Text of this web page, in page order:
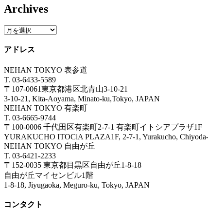
Archives
アドレス
NEHAN TOKYO 表参道
T. 03-6433-5589
〒107-0061東京都港区北青山3-10-21
3-10-21, Kita-Aoyama, Minato-ku,Tokyo, JAPAN
NEHAN TOKYO 有楽町
T. 03-6665-9744
〒100-0006 千代田区有楽町2-7-1 有楽町イトシアプラザ1F
YURAKUCHO ITOCiA PLAZA1F, 2-7-1, Yurakucho,
NEHAN TOKYO 自由が丘
T. 03-6421-2233
〒152-0035 東京都目黒区自由が丘1-8-18
自由が丘マイセンビル1階
1-8-18, Jiyugaoka, Meguro-ku, Tokyo, JAPAN
コンタクト